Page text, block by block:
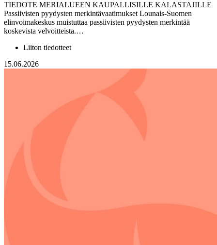
TIEDOTE MERIALUEEN KAUPALLISILLE KALASTAJILLE
Passiivisten pyydysten merkintävaatimukset Lounais-Suomen
elinvoimakeskus muistuttaa passiivisten pyydysten merkintää
koskevista velvoitteista.…
Liiton tiedotteet
15.06.2026